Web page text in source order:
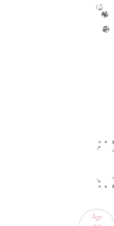
Ago